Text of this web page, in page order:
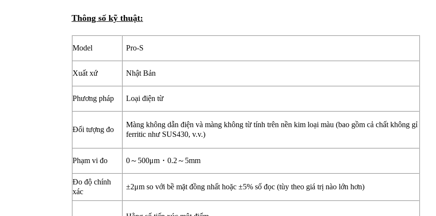
Thông số kỹ thuật:
Model Pro-S
Xuất xứ Nhật Bản
Phương pháp Loại điện từ
Đối tượng đo
Màng không dẫn điện và màng không từ tính trên nền kim loại màu (bao gồm cả chất không gỉ
ferritic như SUS430, v.v.)
Phạm vi đo 0～500μm・0.2～5mm
Đo độ chính
xác
±2μm so với bề mặt đồng nhất hoặc ±5% số đọc (tùy theo giá trị nào lớn hơn)